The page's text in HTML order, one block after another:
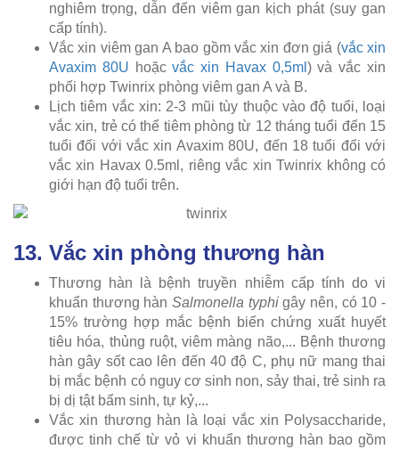
nghiêm trọng, dẫn đến viêm gan kịch phát (suy gan
cấp tính).
Vắc xin viêm gan A bao gồm vắc xin đơn giá (vắc xin
Avaxim 80U hoặcvắc xin Havax 0,5ml ) và vắc xin
phối hợp Twinrix phòng viêm gan A và B.
Lịch tiêm vắc xin: 2-3 mũi tùy thuộc vào độ tuổi, loại
vắc xin, trẻ có thể tiêm phòng từ 12 tháng tuổi đến 15
tuổi đối với vắc xin Avaxim 80U, đến 18 tuổi đối với
vắc xin Havax 0.5ml, riêng vắc xin Twinrix không có
giới hạn độ tuổi trên.
13. Vắc xin phòng thương hàn
Thương hàn là bệnh truyền nhiễm cấp tính do vi
khuẩn thương hàn Salmonella typhigây nên, có 10 -
15% trường hợp mắc bệnh biến chứng xuất huyết
tiêu hóa, thủng ruột, viêm màng não,... Bệnh thương
hàn gây sốt cao lên đến 40 độ C, phụ nữ mang thai
bị mắc bệnh có nguy cơ sinh non, sảy thai, trẻ sinh ra
bị dị tật bẩm sinh, tự kỷ,...
Vắc xin thương hàn là loại vắc xin Polysaccharide,
được tinh chế từ vỏ vi khuẩn thương hàn bao gồm